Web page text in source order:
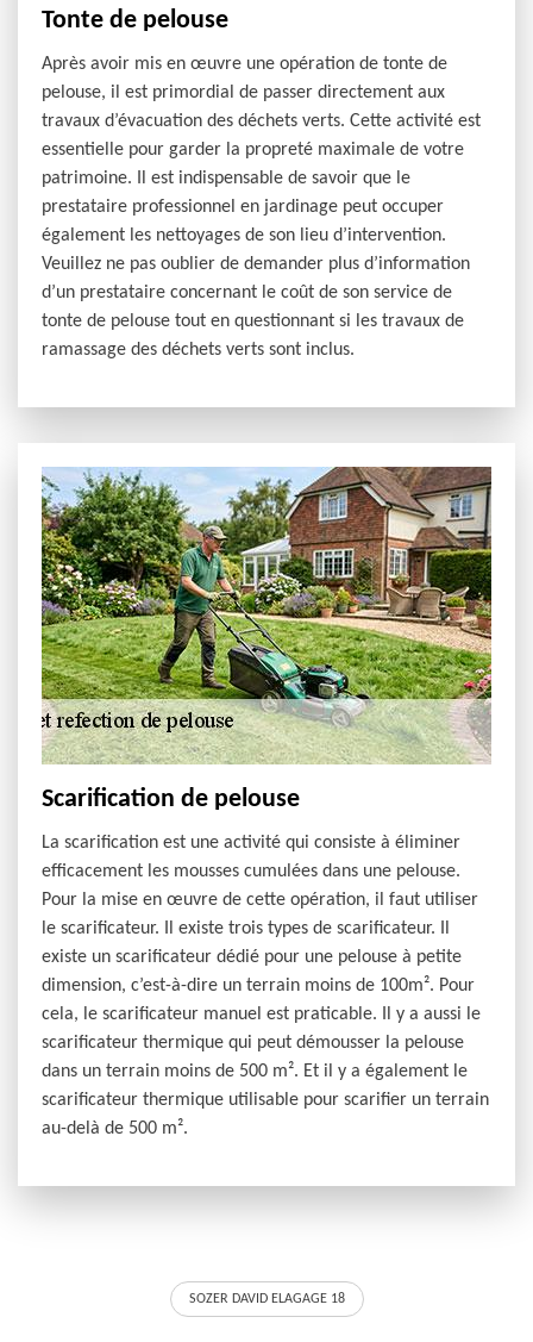
Tonte de pelouse
Après avoir mis en œuvre une opération de tonte de
pelouse, il est primordial de passer directement aux
travaux d’évacuation des déchets verts. Cette activité est
essentielle pour garder la propreté maximale de votre
patrimoine. Il est indispensable de savoir que le
prestataire professionnel en jardinage peut occuper
également les nettoyages de son lieu d’intervention.
Veuillez ne pas oublier de demander plus d’information
d’un prestataire concernant le coût de son service de
tonte de pelouse tout en questionnant si les travaux de
ramassage des déchets verts sont inclus.
Scarification de pelouse
La scarification est une activité qui consiste à éliminer
efficacement les mousses cumulées dans une pelouse.
Pour la mise en œuvre de cette opération, il faut utiliser
le scarificateur. Il existe trois types de scarificateur. Il
existe un scarificateur dédié pour une pelouse à petite
dimension, c’est-à-dire un terrain moins de 100m². Pour
cela, le scarificateur manuel est praticable. Il y a aussi le
scarificateur thermique qui peut démousser la pelouse
dans un terrain moins de 500 m². Et il y a également le
scarificateur thermique utilisable pour scarifier un terrain
au-delà de 500 m².
SOZER DAVID ELAGAGE 18